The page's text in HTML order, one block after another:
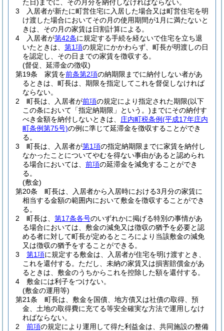
た日) までに、その月分を納付しなければならない。
3
入居者が新たに町営住宅に入居した場合又は町営住宅を明
け渡した場合においてその月の使用期間が1月に満たないと
きは、その月の家賃は日割計算による。
4
入居者が第42条に規定する手続を経ないで住宅を立ち退
いたときは、 第1項の規定にかかわらず、町長が明渡しの日
を認定し、その日までの家賃を徴収する。
(督促、延滞金の徴収)
第19条
家賃を前条第2項の納期限までに納付しない者があ
るときは、町長は、期限を指定してこれを督促しなければ
ならない。
2
町長は、入居者が前項の規定により指定された期限(以下
この条において「指定納期限」という。) までにその納付す
べき金額を納付しないときは、 庄内町税条例(平成17年庄内
町条例第75号)の例に準じて延滞金を徴収することができ
る。
3
町長は、入居者が第1項の指定納期限までに家賃を納付し
なかったことについてやむを得ない事由があると認められ
る場合においては、 前項の延滞金を減免することができ
る。
(敷金)
第20条
町長は、入居者から入居時における3月分の家賃に
相当する金額の範囲内において敷金を徴収することができ
る。
2
町長は、 第17条各号のいずれかに掲げる特別の事情があ
る場合においては、敷金の減免又は徴収の猶予を必要と認
める者に対して町長が定めるところにより当該敷金の減免
又は徴収の猶予をすることができる。
3
第1項に規定する敷金は、入居者が住宅を明け渡すとき、
これを還付する。 ただし、未納の家賃又は損害賠償金があ
るときは、敷金のうちからこれを控除した額を還付する。
4
敷金には利子をつけない。
(敷金の運用等)
第21条
町長は、敷金を国債、地方債又は社債の取得、預
金、土地の取得費に充てる等安全確実な方法で運用しなけ
ればならない。
2
前項の規定により運用して得た利益金は、共同施設の整備